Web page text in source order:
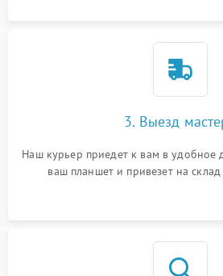
3. Выезд
Наш курьер приедет к вам в удобное
ваш планшет и привезет на